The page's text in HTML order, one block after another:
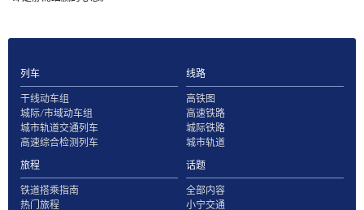
列车
干线动车组
城际/市域动车组
城市轨道交通列车
高速综合检测列车
线路
高铁图
高速铁路
城际铁路
城市轨道
旅程
铁道搭乘指南
热门旅程
话题
全部内容
小宁交通